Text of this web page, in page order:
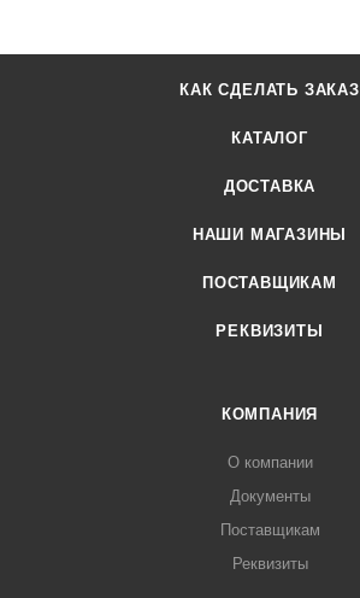
КАК СДЕЛАТЬ ЗАКАЗ
КАТАЛОГ
ДОСТАВКА
НАШИ МАГАЗИНЫ
ПОСТАВЩИКАМ
РЕКВИЗИТЫ
КОМПАНИЯ
О компании
Документы
Поставщикам
Реквизиты